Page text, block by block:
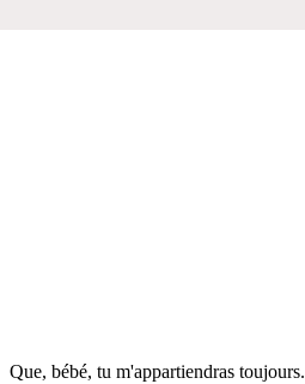
Que, bébé, tu m'appartiendras toujours.